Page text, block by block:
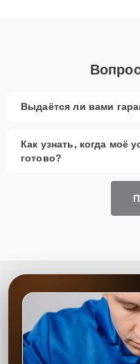
Выдаётся ли вами
Как узнать, когда моё
готово?